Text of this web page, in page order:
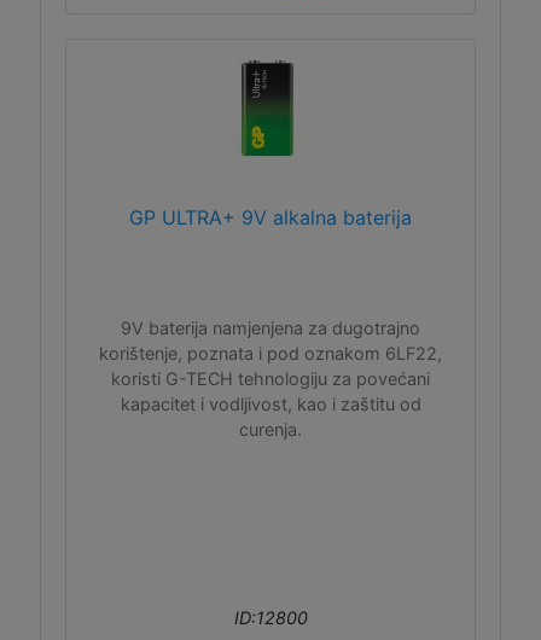
GP ULTRA+ 9V alkalna baterija
9V baterija namjenjena za dugotrajno
korištenje, poznata i pod oznakom 6LF22,
koristi G-TECH tehnologiju za povećani
kapacitet i vodljivost, kao i zaštitu od
curenja.
ID:12800